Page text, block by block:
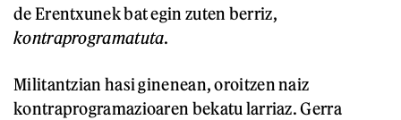
de Erentxunek bat egin zuten berriz,
kontraprogramatuta.
Militantzian hasi ginenean, oroitzen naiz
kontraprogramazioaren bekatu larriaz. Gerra